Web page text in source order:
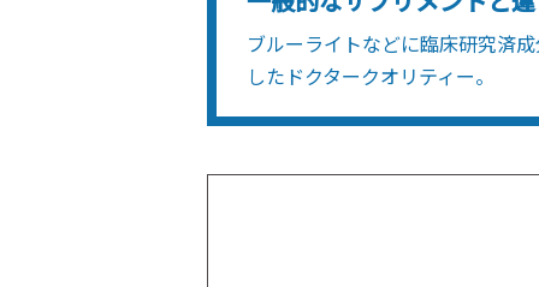
ブルーライトなどに臨床研究済
したドクタークオリティー。